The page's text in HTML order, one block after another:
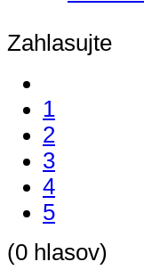
Zahlasujte
1
2
3
4
5
(0 hlasov)